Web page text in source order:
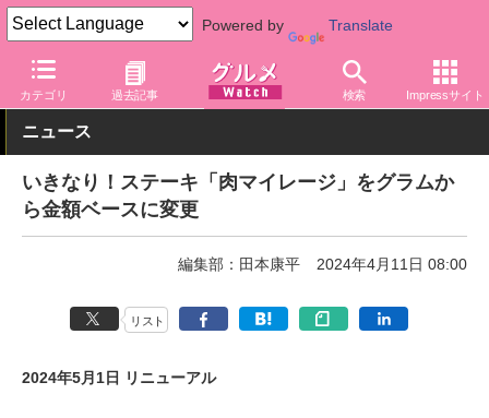
Powered by Translate
カテゴリ 過去記事 検索 Impressサイト
グルメ Watch 店舗 レストラン
ニュース
いきなり！ステーキ「肉マイレージ」をグラムか
ら金額ベースに変更
編集部：田本康平 2024年4月11日 08:00
リスト
2024年5月1日 リニューアル